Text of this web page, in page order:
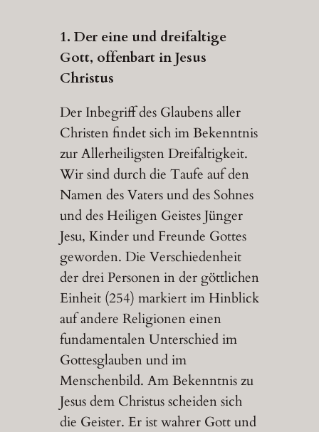
1. Der eine und dreifaltige
Gott, offenbart in Jesus
Christus
Der Inbegriff des Glaubens aller
Christen findet sich im Bekenntnis
zur Allerheiligsten Dreifaltigkeit.
Wir sind durch die Taufe auf den
Namen des Vaters und des Sohnes
und des Heiligen Geistes Jünger
Jesu, Kinder und Freunde Gottes
geworden. Die Verschiedenheit
der drei Personen in der göttlichen
Einheit (254) markiert im Hinblick
auf andere Religionen einen
fundamentalen Unterschied im
Gottesglauben und im
Menschenbild. Am Bekenntnis zu
Jesus dem Christus scheiden sich
die Geister. Er ist wahrer Gott und